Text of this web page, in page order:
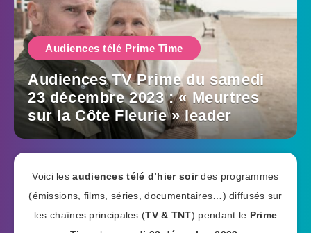
Audiences télé Prime Time
Audiences TV Prime du samedi
23 décembre 2023 : « Meurtres
sur la Côte Fleurie » leader
Voici lesaudiences télé d’hier soirdes programmes
(émissions, films, séries, documentaires…) diffusés sur
les chaînes principales (TV & TNT) pendant le Prime